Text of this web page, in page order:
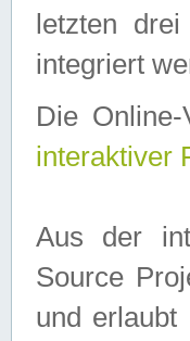
letzten
integriert
Die
interaktiver
Aus der
Source
und erlaubt